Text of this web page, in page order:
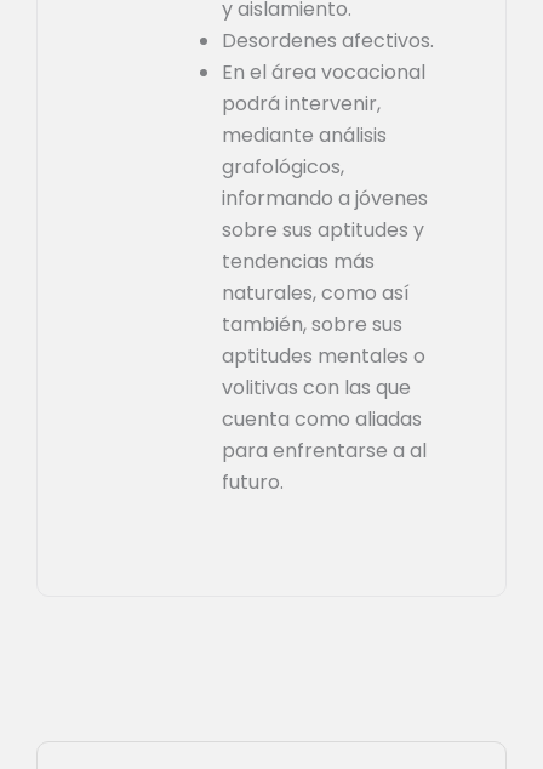
y aislamiento.
Desordenes afectivos.
En el área vocacional
podrá intervenir,
mediante análisis
grafológicos,
informando a jóvenes
sobre sus aptitudes y
tendencias más
naturales, como así
también, sobre sus
aptitudes mentales o
volitivas con las que
cuenta como aliadas
para enfrentarse a al
futuro.